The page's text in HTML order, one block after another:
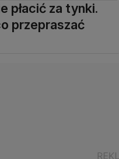
płacić za tynki.
przepraszać